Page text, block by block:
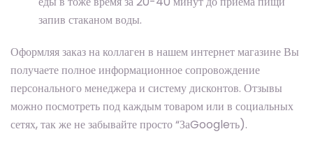
запив стаканом воды.
Оформляя заказ на коллаген в нашем интернет магазине Вы
получаете полное информационное сопровождение
персонального менеджера и систему дисконтов. Отзывы
можно посмотреть под каждым товаром или в социальных
сетях, так же не забывайте просто “ЗаGoogleть).